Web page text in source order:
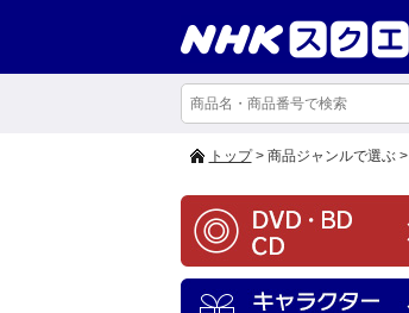
トップ> 商品ジャンルで選ぶ >